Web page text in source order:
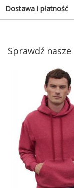
Dostawa i płatność
Sprawdź